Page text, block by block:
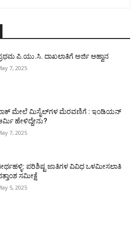
ಪಿ.ಯು.ಸಿ. ದಾಖಲಾತಿಗೆ ಅರ್ಜಿ ಆಹ್ವಾನ
7, 2025
ಮೇಲೆ ಮಿಸೈಲ್​ಗಳ ಮೆರವಣಿಗೆ : ಇಂಡಿಯನ್
ಹೇಳಿದ್ದೇನು?
7, 2025
ಪರಿಶಿಷ್ಟ ಜಾತಿಗಳ ವಿವಿಧ ಒಳಮೀಸಲಾತಿ
ಸಮೀಕ್ಷೆ
5, 2025